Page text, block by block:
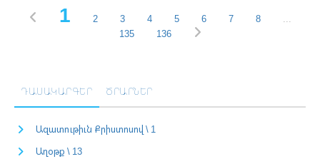
1 2 3 4 5 6 7 8
...
135
136
ԴԱՍԱԿԱՐԳԵՐ ԾՐԱՐՆԵՐ
Ազատութիւն Քրիստոսով \ 1
Աղօթք \ 13